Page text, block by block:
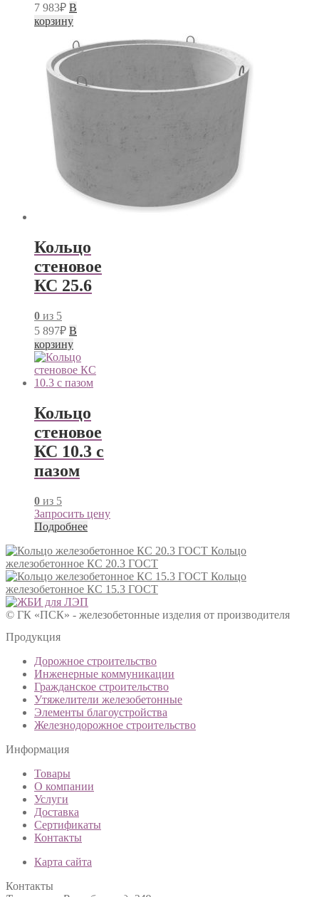
7 983₽ В
корзину
Кольцо
стеновое
КС 25.6
0 из 5
5 897₽ В
корзину
Кольцо
стеновое
КС 10.3 с
пазом
0 из 5
Запросить цену
Подробнее
Кольцо
железобетонное КС 20.3 ГОСТ
Кольцо
железобетонное КС 15.3 ГОСТ
© ГК «ПСК» - железобетонные изделия от производителя
Продукция
Дорожное строительство
Инженерные коммуникации
Гражданское строительство
Утяжелители железобетонные
Элементы благоустройства
Железнодорожное строительство
Информация
Товары
О компании
Услуги
Доставка
Сертификаты
Контакты
Карта сайта
Контакты